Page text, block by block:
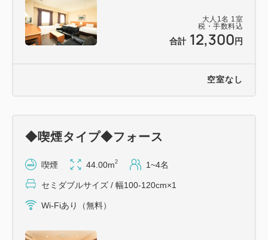
大人 1 名 1 室
税・手数料込
合計 12,300 円
空室なし
◆喫煙タイプ◆フォース
喫煙 44.00m2 1~4名
セミダブルサイズ / 幅100-120cm×1
Wi-Fiあり（無料）